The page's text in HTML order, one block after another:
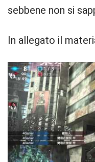
sebbene non si
In allegato il